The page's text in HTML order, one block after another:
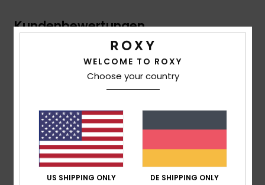
Kundenbewertungen
Durchschnittliche Bewertung
5.0
basierend auf2 verifizierten Bewertungen
100% unserer Kunden empfehlen dieses Produkt
WELCOME TO ROXY
Choose your country
US SHIPPING ONLY DE SHIPPING ONLY